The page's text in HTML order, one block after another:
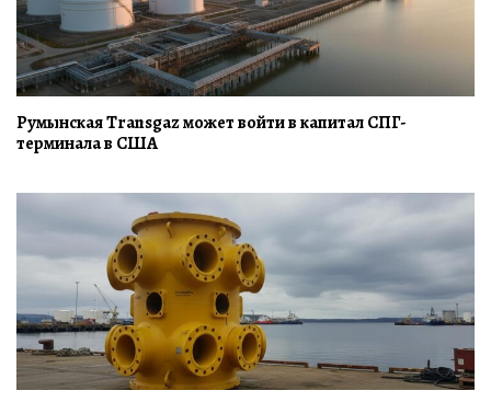
Румынская Transgaz может войти в капитал СПГ-
терминала в США